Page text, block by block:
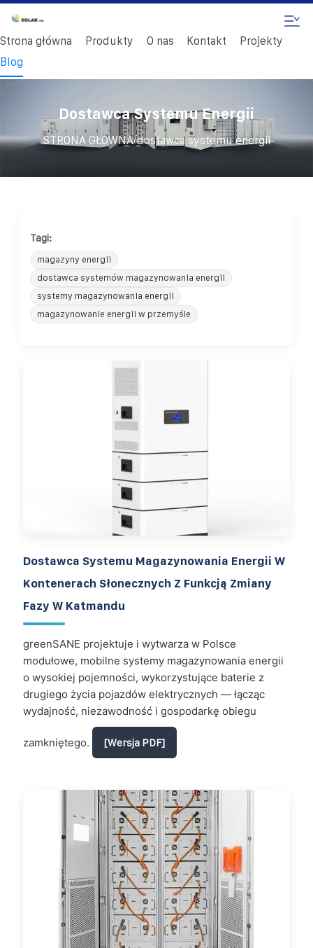
Strona główna Produkty O nas Kontakt
Projekty
Blog
Dostawca Systemu Energii
STRONA GŁÓWNA/dostawca systemu energii
Tagi:
magazyny energii
dostawca systemów magazynowania energii
systemy magazynowania energii
magazynowanie energii w przemyśle
Dostawca Systemu Magazynowania Energii W
Kontenerach Słonecznych Z Funkcją Zmiany
Fazy W Katmandu
greenSANE projektuje i wytwarza w Polsce
modułowe, mobilne systemy magazynowania energii
o wysokiej pojemności, wykorzystujące baterie z
drugiego życia pojazdów elektrycznych — łącząc
wydajność, niezawodność i gospodarkę obiegu
zamkniętego. [Wersja PDF]